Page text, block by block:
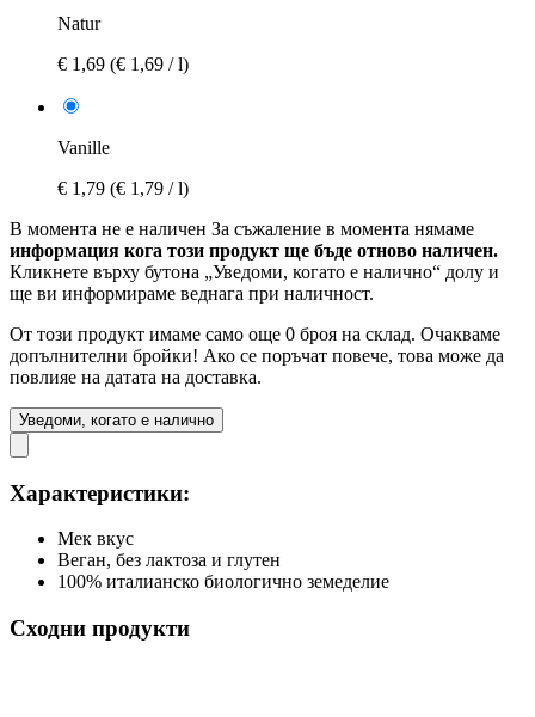
Natur
€ 1,69 (€ 1,69 / l)
Vanille
€ 1,79 (€ 1,79 / l)
В момента не е наличен За съжаление в момента нямаме
информация кога този продукт ще бъде отново наличен.
Кликнете върху бутона „Уведоми, когато е налично“ долу и
ще ви информираме веднага при наличност.
От този продукт имаме само още 0 броя на склад. Очакваме
допълнителни бройки! Ако се поръчат повече, това може да
повлияе на датата на доставка.
Уведоми, когато е налично
Характеристики:
Мек вкус
Веган, без лактоза и глутен
100% италианско биологично земеделие
Сходни продукти